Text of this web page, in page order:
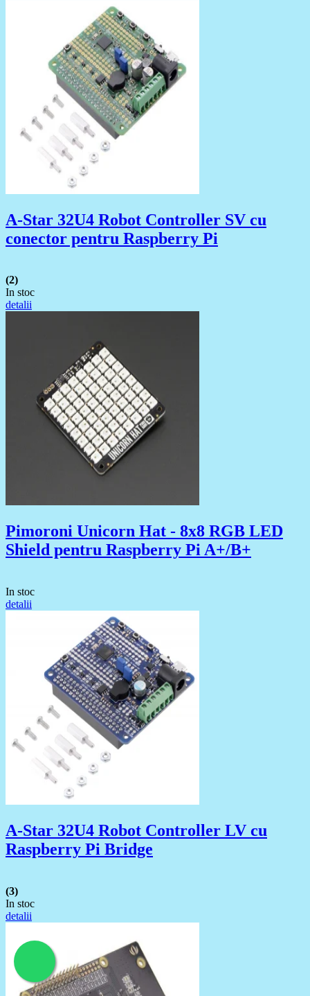
A-Star 32U4 Robot Controller SV cu
conector pentru Raspberry Pi
(2)
In stoc
detalii
Pimoroni Unicorn Hat - 8x8 RGB LED
Shield pentru Raspberry Pi A+/B+
In stoc
detalii
A-Star 32U4 Robot Controller LV cu
Raspberry Pi Bridge
(3)
In stoc
detalii